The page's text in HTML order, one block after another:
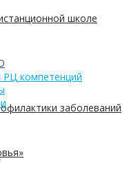
школе
заболеваний
компетенций